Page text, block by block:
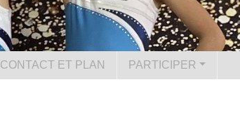
CONTACT ET PLAN PARTICIPER